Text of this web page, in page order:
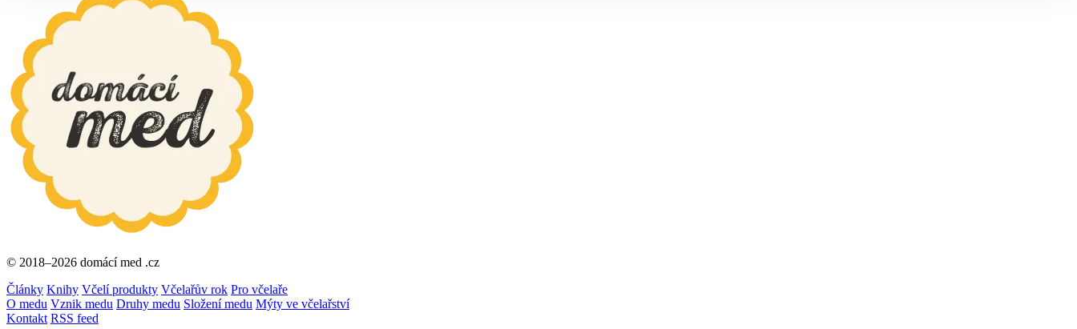
© 2018–2026 domácí med .cz
Články Knihy Včelí produkty Včelařův rok Pro včelaře
O medu Vznik medu Druhy medu Složení medu Mýty ve včelařství
Kontakt RSS feed